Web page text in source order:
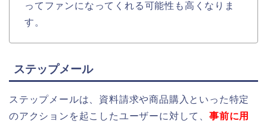
ってファンになってくれる可能性も高くなりま
す。
ステップメール
ステップメールは、資料請求や商品購入といった特定
のアクションを起こしたユーザーに対して、 事前に用